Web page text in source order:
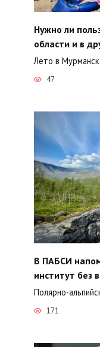
Нужно ли
области и в
Лето в
47
В ПАБСИ
институт без
Полярно-
171